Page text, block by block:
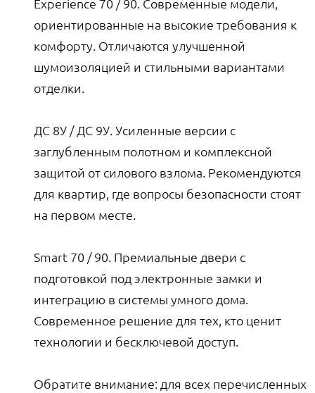
Experience 70 / 90. Современные модели,
ориентированные на высокие требования к
комфорту. Отличаются улучшенной
шумоизоляцией и стильными вариантами
отделки.
ДС 8У / ДС 9У. Усиленные версии с
заглубленным полотном и комплексной
защитой от силового взлома. Рекомендуются
для квартир, где вопросы безопасности стоят
на первом месте.
Smart 70 / 90. Премиальные двери с
подготовкой под электронные замки и
интеграцию в системы умного дома.
Современное решение для тех, кто ценит
технологии и бесключевой доступ.
Обратите внимание: для всех перечисленных